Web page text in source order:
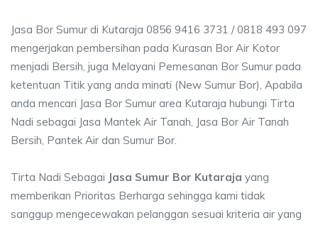
Jasa Bor Sumur di Kutaraja 0856 9416 3731 / 0818 493 097
mengerjakan pembersihan pada Kurasan Bor Air Kotor
menjadi Bersih, juga Melayani Pemesanan Bor Sumur pada
ketentuan Titik yang anda minati (New Sumur Bor), Apabila
anda mencari Jasa Bor Sumur area Kutaraja hubungi Tirta
Nadi sebagai Jasa Mantek Air Tanah, Jasa Bor Air Tanah
Bersih, Pantek Air dan Sumur Bor.
Tirta Nadi Sebagai Jasa Sumur Bor Kutaraja yang
memberikan Prioritas Berharga sehingga kami tidak
sanggup mengecewakan pelanggan sesuai kriteria air yang